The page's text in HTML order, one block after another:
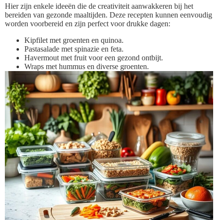
Hier zijn enkele ideeën die de creativiteit aanwakkeren bij het
bereiden van gezonde maaltijden. Deze recepten kunnen eenvoudig
worden voorbereid en zijn perfect voor drukke dagen:
Kipfilet met groenten en quinoa.
Pastasalade met spinazie en feta.
Havermout met fruit voor een gezond ontbijt.
Wraps met hummus en diverse groenten.